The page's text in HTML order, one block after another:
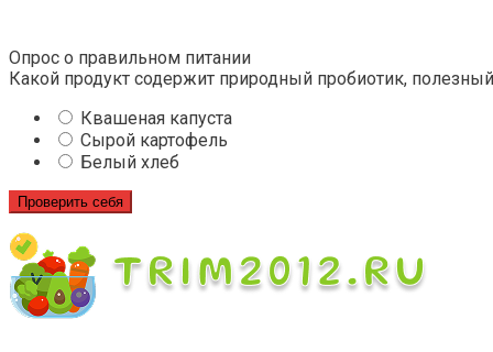
Опрос о правильном питании
Какой продукт содержит природный пробиотик,
Квашеная капуста
Сырой картофель
Белый хлеб
Проверить себя